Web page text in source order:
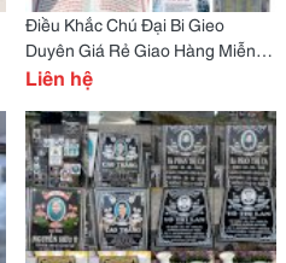
Điều Khắc Chú Đại Bi Gieo
Duyên Giá Rẻ Giao Hàng Miễn
Phí
Liên hệ